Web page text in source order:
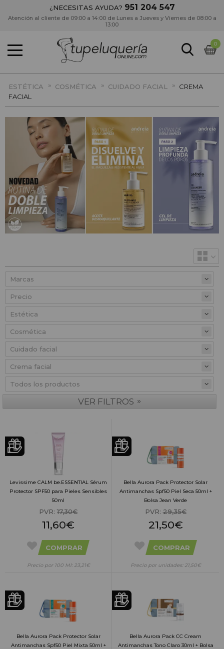
¿NECESITAS AYUDA? 951 204 547
Atención al cliente de 09:00 a 14:00 de Lunes a Jueves y Viernes de 08:00 a
13:00
0
ESTÉTICA » COSMÉTICA » CUIDADO FACIAL » CREMA
FACIAL
Precio
VER FILTROS »
Levissime CALM be.ESSENTIAL Sérum
Protector SPF50 para Pieles Sensibles
50ml
PVR: 17,30€
11,60€
COMPRAR
Precio por 100 Ml: 23,21€
Bella Aurora Pack Protector Solar
Antimanchas Spf50 Piel Seca 50ml +
Bolsa Jean Verde
PVR:29,35€
21,50€
COMPRAR
Precio por unidades: 21,50€
Bella Aurora Pack Protector Solar
Antimanchas Spf50 Piel Mixta 50ml +
Bella Aurora Pack CC Cream
Antimanchas Tono Claro 30ml + Bolsa